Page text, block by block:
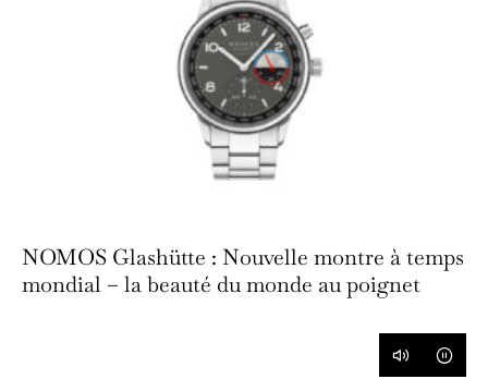
NOMOS Glashütte : Nouvelle montre à temps
mondial – la beauté du monde au poignet